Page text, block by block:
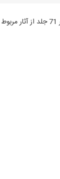
متن کامل 48 عنوان